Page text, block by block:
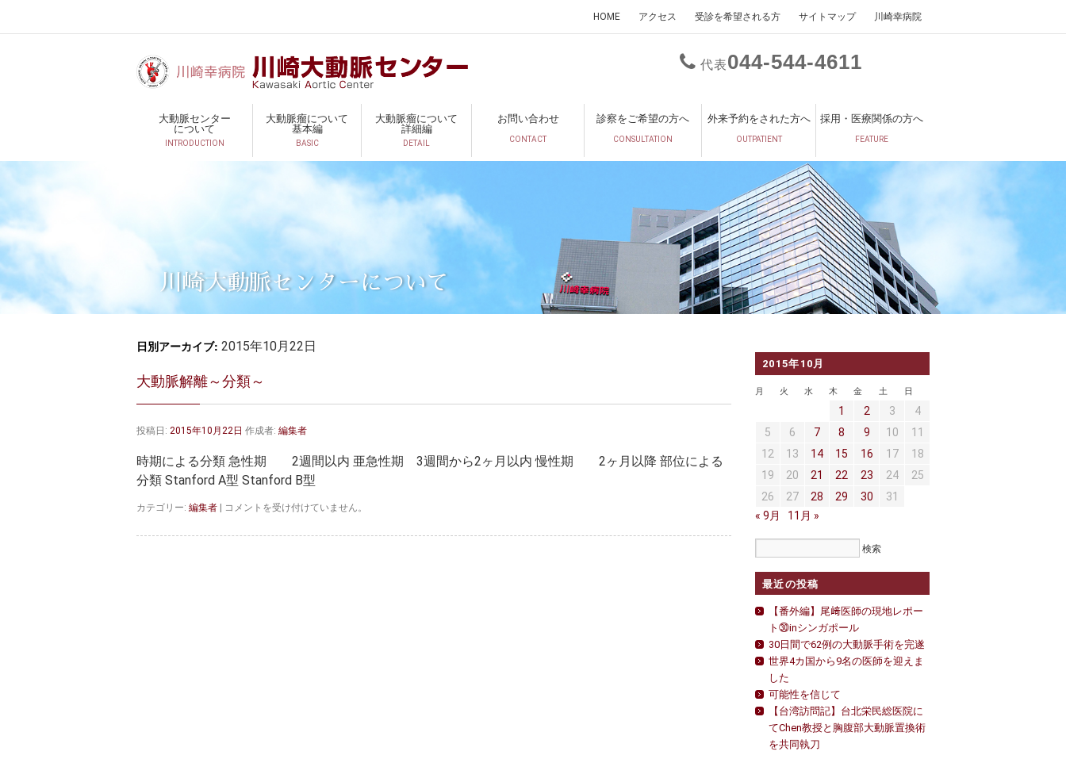
HOME アクセス 受診を希望される方 サイトマップ 川崎幸病院
代表044 544 4611
大動脈センター
について
INTRODUCTION
大動脈瘤について
基本編
BASIC
大動脈瘤について
詳細編
DETAIL
お問い合わせ
CONTACT
診察をご希望の方へ
CONSULTATION
外来予約をされた方へ
OUTPATIENT
採用・医療関係の方へ
FEATURE
川崎大動脈センターについて
日別アーカイブ: 2015年10月22日
大動脈解離～分類～
投稿日: 2015年10月22日 作成者: 編集者
時期による分類 急性期 2週間以内 亜急性期 3週間から2ヶ月以内 慢性期 2ヶ月以降 部位による
分類 Stanford A型 Stanford B型
カテゴリー: 編集者
大
脈
コメントを受け付けていません。
2015年10月
月 火 水 木 金 土 日
1 2 3
4
5
6 7 8 9 10
11
12
13 14 15 16 17
18
19
20 21 22 23 24
25
26
27 28 29 30
31
« 9月
11月 »
最近の投稿
【番外編】尾﨑医師の現地レポー
ト㉚inシンガポール
30日間で62例の大動脈手術を完遂
世界4カ国から9名の医師を迎えま
した
可能性を信じて
【台湾訪問記】台北栄民総医院に
てChen教授と胸腹部大動脈置換術
を共同執刀